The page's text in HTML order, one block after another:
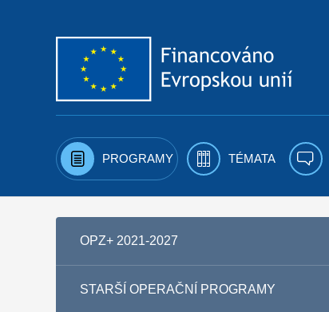
PROGRAMY TÉMATA
OPZ+ 2021-2027
STARŠÍ OPERAČNÍ PROGRAMY